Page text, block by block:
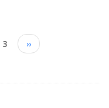
3
Siguiente
página
››